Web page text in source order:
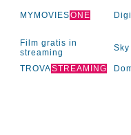
MYMOVIESONE
Film gratis in
streaming
Sky
TROVASTREAMING